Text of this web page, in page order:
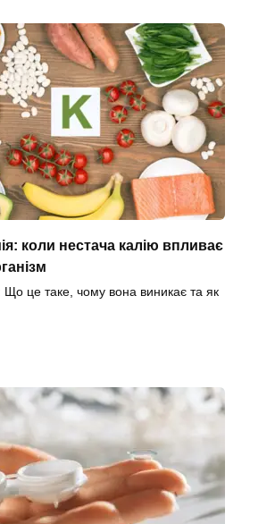
коли нестача калію впливає
Що це таке, чому вона виникає та як